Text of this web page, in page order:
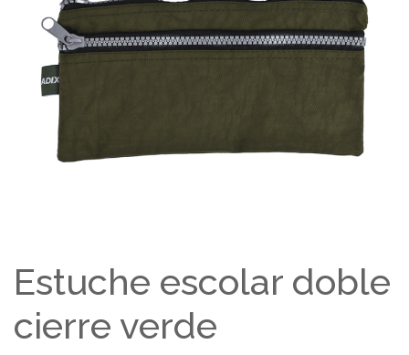
Estuche escolar doble
cierre verde